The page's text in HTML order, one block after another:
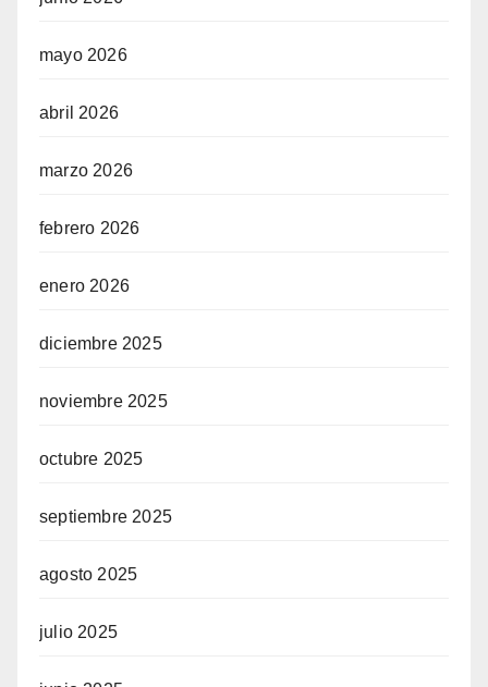
mayo 2026
abril 2026
marzo 2026
febrero 2026
enero 2026
diciembre 2025
noviembre 2025
octubre 2025
septiembre 2025
agosto 2025
julio 2025